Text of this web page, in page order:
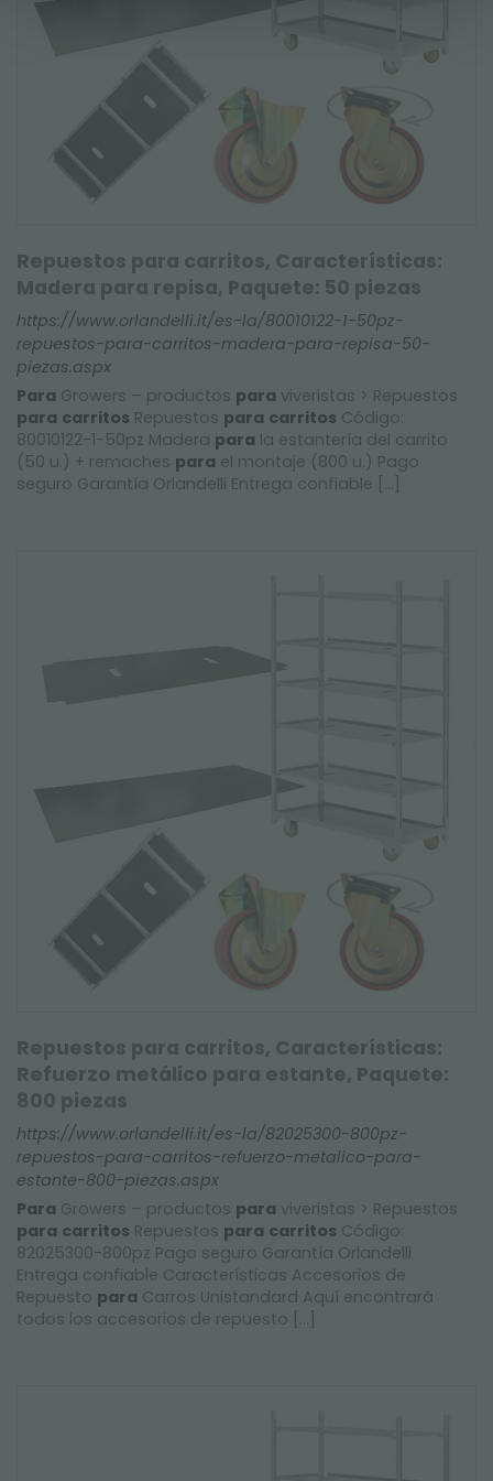
Repuestos para carritos, Características:
Madera para repisa, Paquete: 50 piezas
https://www.orlandelli.it/es-la/80010122-1-50pz-
repuestos-para-carritos-madera-para-repisa-50-
piezas.aspx
Para Growers – productos para viveristas > Repuestos
para carritos Repuestos para carritos Código:
80010122-1-50pz Madera para la estantería del carrito
(50 u.) + remaches para el montaje (800 u.) Pago
seguro Garantía Orlandelli Entrega confiable [...]
Repuestos para carritos, Características:
Refuerzo metálico para estante, Paquete:
800 piezas
https://www.orlandelli.it/es-la/82025300-800pz-
repuestos-para-carritos-refuerzo-metalico-para-
estante-800-piezas.aspx
Para Growers – productos para viveristas > Repuestos
para carritos Repuestos para carritos Código:
82025300-800pz Pago seguro Garantía Orlandelli
Entrega confiable Características Accesorios de
Repuesto para Carros Unistandard Aquí encontrará
todos los accesorios de repuesto [...]